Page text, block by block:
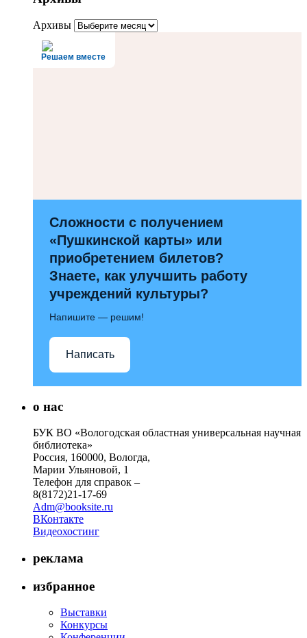
Архивы
Решаем вместе
Сложности с получением
«Пушкинской карты» или
приобретением билетов?
Знаете, как улучшить работу
учреждений культуры?
Напишите — решим!
Написать
о нас
БУК ВО «Вологодская областная универсальная научная
библиотека»
Россия, 160000, Вологда,
Марии Ульяновой, 1
Телефон для справок –
8(8172)21-17-69
Adm@booksite.ru
ВКонтакте
Видеохостинг
реклама
избранное
Выставки
Конкурсы